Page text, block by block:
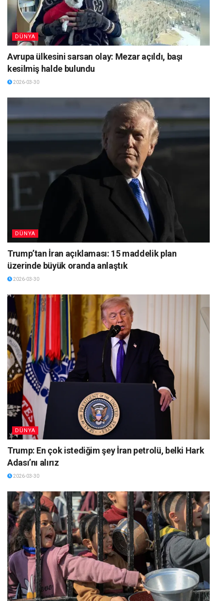
DÜNYA
Avrupa ülkesini sarsan olay: Mezar açıldı, başı
kesilmiş halde bulundu
2026-03-30
DÜNYA
Trump’tan İran açıklaması: 15 maddelik plan
üzerinde büyük oranda anlaştık
2026-03-30
DÜNYA
Trump: En çok istediğim şey İran petrolü, belki Hark
Adası’nı alırız
2026-03-30